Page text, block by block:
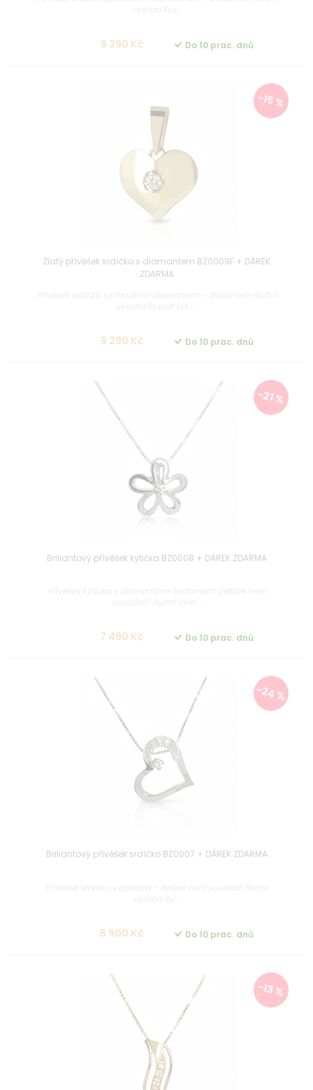
9 290 Kč Do 10 prac. dnů
-15 %
Zlatý přívěšek srdíčko s diamantem BZ0009F + DÁREK
ZDARMA
9 290 Kč Do 10 prac. dnů
-21 %
Briliantový přívěšek kytička BZ0008 + DÁREK ZDARMA
7 490 Kč Do 10 prac. dnů
-24 %
Briliantový přívěšek srdíčko BZ0007 + DÁREK ZDARMA
8 900 Kč Do 10 prac. dnů
-13 %